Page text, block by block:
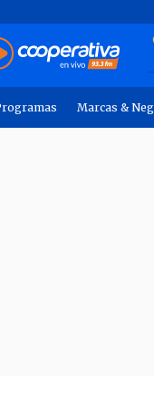
Marcas &